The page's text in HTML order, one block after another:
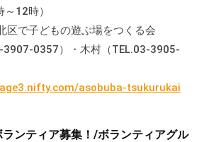
12時）
区で子どもの遊ぶ場をつくる会
3907-0357）・木村（TEL.03-3905-
asobuba-tsukurukai
ランティア募集！/ボランティアグル